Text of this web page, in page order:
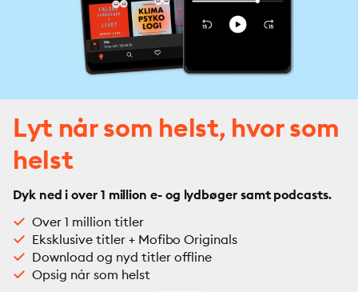
Lyt når som helst, hvor som
helst
Dyk ned i over 1 million e- og lydbøger samt podcasts.
Over 1 million titler
Eksklusive titler + Mofibo Originals
Download og nyd titler offline
Opsig når som helst